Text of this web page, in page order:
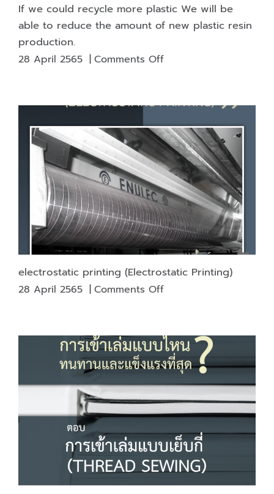
If we could recycle more plastic We will be
able to reduce the amount of new plastic resin
production.
28 April 2565 | Comments Offon
could
more
plastic
We
will
be
able
to
reduce
the
of
new
production.
electrostatic printing (Electrostatic Printing)
28 April 2565 | Comments Offon
(Electrostatic
Printing)